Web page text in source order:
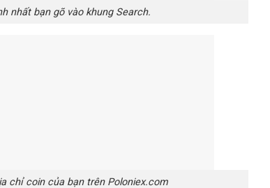
nhất bạn gõ vào khung Search.
chỉ coin của bạn trên Poloniex.com